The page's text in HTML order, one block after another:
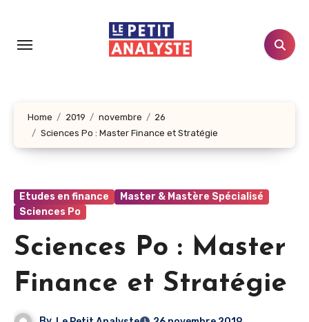
contenu
Home 2019 novembre
26
Sciences Po : Master Finance et Stratégie
Etudes en finance
Master & Mastère Spécialisé
Sciences Po
Sciences Po : Master
Finance et Stratégie